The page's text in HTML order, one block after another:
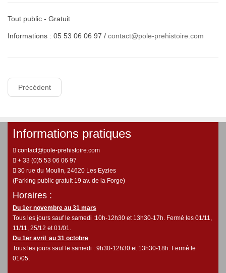
Tout public - Gratuit
Informations : 05 53 06 06 97 / contact@pole-prehistoire.com
Précédent
Informations pratiques
contact@pole-prehistoire.com
+ 33 (0)5 53 06 06 97
30 rue du Moulin, 24620 Les Eyzies
(Parking public gratuit 19 av. de la Forge)
Horaires :
Du 1er novembre au 31 mars
Tous les jours sauf le samedi :10h-12h30 et 13h30-17h. Fermé les 01/11,
11/11, 25/12 et 01/01.
Du 1er avril au 31 octobre
Tous les jours sauf le samedi : 9h30-12h30 et 13h30-18h. Fermé le
01/05.